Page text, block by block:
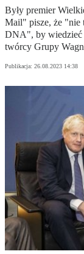
Były premier
Mail" pisze, że "nie
DNA", by wiedzieć
twórcy Grupy
Publikacja: 26.08.2023 14:38